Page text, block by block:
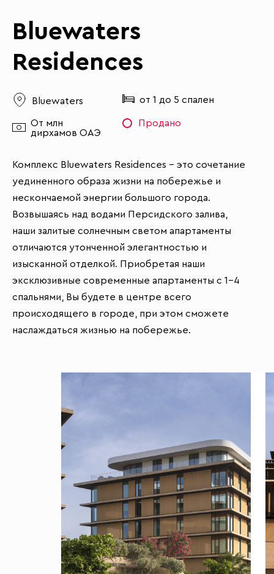
Bluewaters
Residences
Bluewaters от 1 до 5 спален
От млн
дирхамов ОАЭ
Продано
Комплекс Bluewaters Residences – это сочетание
уединенного образа жизни на побережье и
нескончаемой энергии большого города.
Возвышаясь над водами Персидского залива,
наши залитые солнечным светом апартаменты
отличаются утонченной элегантностью и
изысканной отделкой. Приобретая наши
эксклюзивные современные апартаменты с 1-4
спальнями, Вы будете в центре всего
происходящего в городе, при этом сможете
наслаждаться жизнью на побережье.